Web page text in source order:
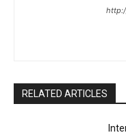
RELATED ARTICLES